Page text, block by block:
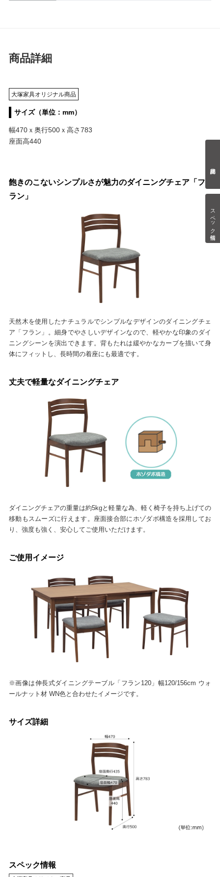
スペック情報
商品詳細
大塚家具オリジナル商品
サイズ（単位：mm）
幅470ｘ奥行500ｘ高さ783
座面高440
飽きのこないシンプルさが魅力のダイニングチェア「フ
ラン」
天然木を使用したナチュラルでシンプルなデザインのダイニングチェ
ア「フラン」。細身でやさしいデザインなので、軽やかな印象のダイ
ニングシーンを演出できます。背もたれは緩やかなカーブを描いて身
体にフィットし、長時間の着座にも最適です。
丈夫で軽量なダイニングチェア
ダイニングチェアの重量は約5kgと軽量な為、軽く椅子を持ち上げての
移動もスムーズに行えます。座面接合部にホゾダボ構造を採用してお
り、強度も強く、安心してご使用いただけます。
ご使用イメージ
※画像は伸長式ダイニングテーブル「フラン120」幅120/156cm ウォ
ールナット材 WN色と合わせたイメージです。
サイズ詳細
スペック情報